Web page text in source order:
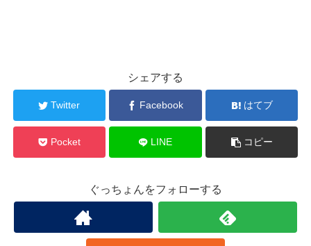
シェアする
Twitter Facebook はてブ
Pocket LINE コピー
ぐっちょんをフォローする